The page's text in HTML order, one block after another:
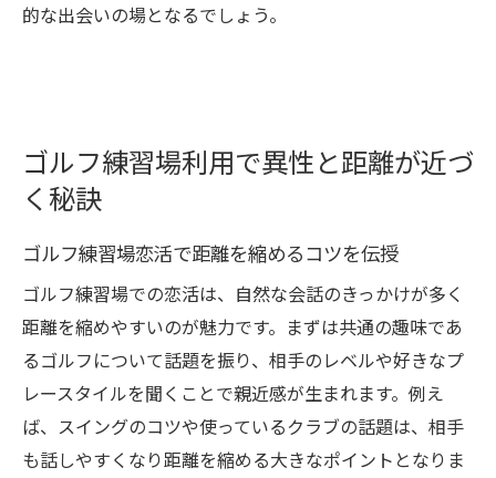
的な出会いの場となるでしょう。
ゴルフ練習場利用で異性と距離が近づ
く秘訣
ゴルフ練習場恋活で距離を縮めるコツを伝授
ゴルフ練習場での恋活は、自然な会話のきっかけが多く
距離を縮めやすいのが魅力です。まずは共通の趣味であ
るゴルフについて話題を振り、相手のレベルや好きなプ
レースタイルを聞くことで親近感が生まれます。例え
ば、スイングのコツや使っているクラブの話題は、相手
も話しやすくなり距離を縮める大きなポイントとなりま